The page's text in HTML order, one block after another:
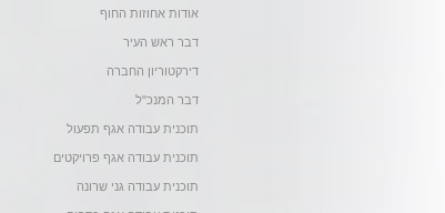
אודות אחוזות החוף
דבר ראש העיר
דירקטוריון החברה
דבר המנכ"ל
תוכנית עבודה אגף תפעול
תוכנית עבודה אגף פרויקטים
תוכנית עבודה גני שרונה